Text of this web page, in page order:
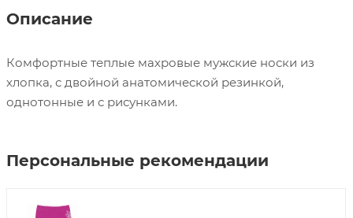
Описание
Комфортные теплые махровые мужские носки из
хлопка, с двойной анатомической резинкой,
однотонные и с рисунками.
Персональные рекомендации